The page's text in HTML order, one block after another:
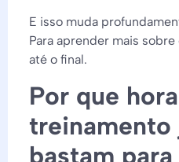
E isso muda
Para aprender mais
até o final.
Por que
treinamento
bastam